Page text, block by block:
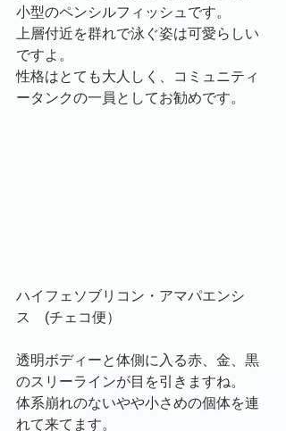
小型のペンシルフィッシュです。
上層付近を群れで泳ぐ姿は可愛らしい
ですよ。
性格はとても大人しく、コミュニティ
ータンクの一員としてお勧めです。
ハイフェソブリコン・アマパエンシ
ス　(チェコ便）
透明ボディーと体側に入る赤、金、黒
のスリーラインが目を引きますね。
体系崩れのないやや小さめの個体を連
れて来てます。